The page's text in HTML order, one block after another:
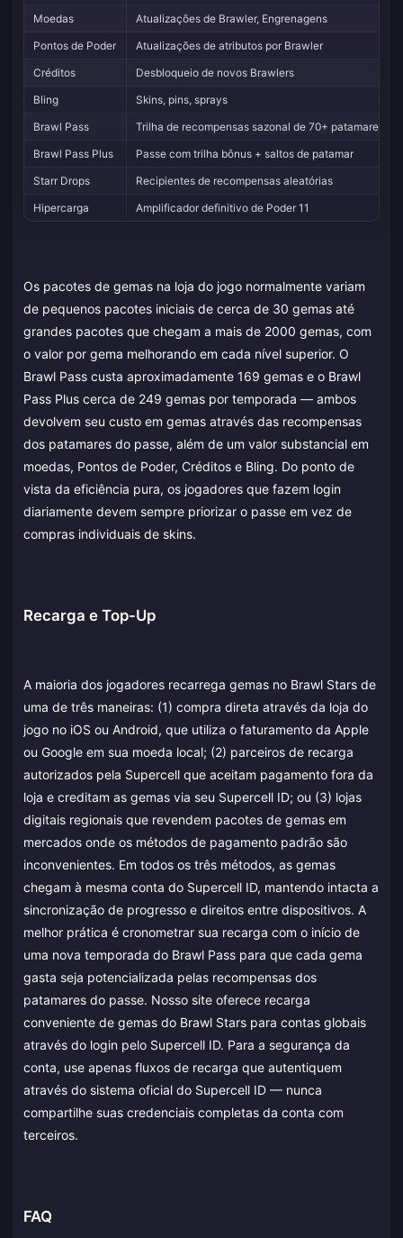
Moedas
Atualizações de Brawler, Engrenagens
Pontos de Poder
Atualizações de atributos por Brawler
Créditos
Desbloqueio de novos Brawlers
Bling
Skins, pins, sprays
Brawl Pass
Trilha de recompensas sazonal de 70+ patamares
Brawl Pass Plus
Passe com trilha bônus + saltos de patamar
Starr Drops
Recipientes de recompensas aleatórias
Hipercarga
Amplificador definitivo de Poder 11
Os pacotes de gemas na loja do jogo normalmente variam
de pequenos pacotes iniciais de cerca de 30 gemas até
grandes pacotes que chegam a mais de 2000 gemas, com
o valor por gema melhorando em cada nível superior. O
Brawl Pass custa aproximadamente 169 gemas e o Brawl
Pass Plus cerca de 249 gemas por temporada — ambos
devolvem seu custo em gemas através das recompensas
dos patamares do passe, além de um valor substancial em
moedas, Pontos de Poder, Créditos e Bling. Do ponto de
vista da eficiência pura, os jogadores que fazem login
diariamente devem sempre priorizar o passe em vez de
compras individuais de skins.
Recarga e Top-Up
A maioria dos jogadores recarrega gemas no Brawl Stars de
uma de três maneiras: (1) compra direta através da loja do
jogo no iOS ou Android, que utiliza o faturamento da Apple
ou Google em sua moeda local; (2) parceiros de recarga
autorizados pela Supercell que aceitam pagamento fora da
loja e creditam as gemas via seu Supercell ID; ou (3) lojas
digitais regionais que revendem pacotes de gemas em
mercados onde os métodos de pagamento padrão são
inconvenientes. Em todos os três métodos, as gemas
chegam à mesma conta do Supercell ID, mantendo intacta a
sincronização de progresso e direitos entre dispositivos. A
melhor prática é cronometrar sua recarga com o início de
uma nova temporada do Brawl Pass para que cada gema
gasta seja potencializada pelas recompensas dos
patamares do passe. Nosso site oferece recarga
conveniente de gemas do Brawl Stars para contas globais
através do login pelo Supercell ID. Para a segurança da
conta, use apenas fluxos de recarga que autentiquem
através do sistema oficial do Supercell ID — nunca
compartilhe suas credenciais completas da conta com
terceiros.
FAQ